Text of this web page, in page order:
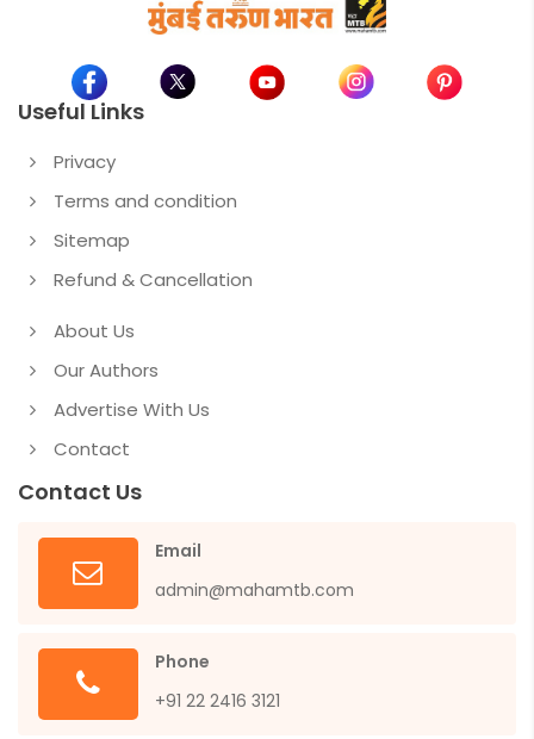
Useful Links
Privacy
Terms and condition
Sitemap
Refund & Cancellation
About Us
Our Authors
Advertise With Us
Contact
Contact Us
Email
admin@mahamtb.com
Phone
+91 22 2416 3121